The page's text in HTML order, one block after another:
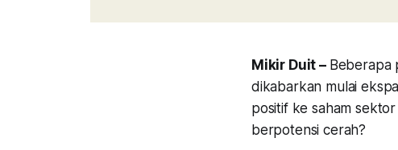
Mikir Duit – Beberapa
dikabarkan mulai
positif ke saham
berpotensi cerah?